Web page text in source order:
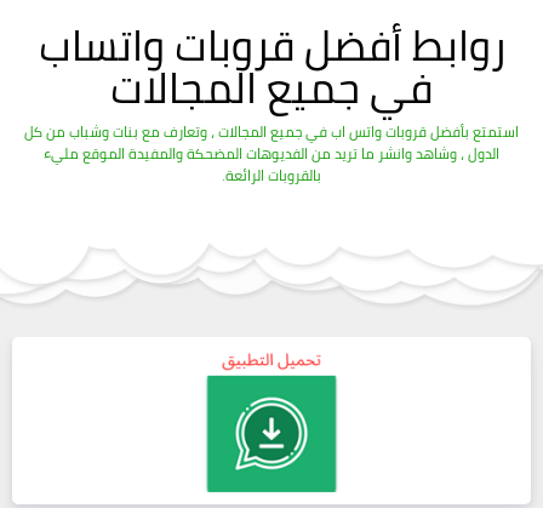
روابط أفضل قروبات واتساب
في جميع المجالات
استمتع بأفضل قروبات واتس اب في جميع المجالات ، وتعارف مع بنات وشباب من كل
الدول ، وشاهد وانشر ما تريد من الفديوهات المضحكة والمفيدة الموقع مليء
بالقروبات الرائعة.